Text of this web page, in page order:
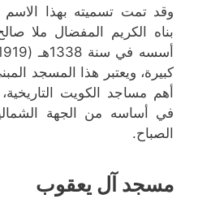
وقد تمت تسميته بهذا
بناه الكريم المفضال ملا
كبيرة، ويعتبر هذا المسجد
أهم مساجد الكويت
في أساسه من الجهة
الصباح.
مسجد آل يعقوب